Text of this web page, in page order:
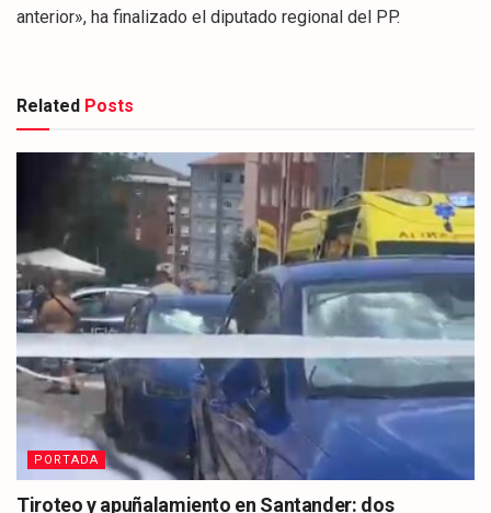
anterior», ha finalizado el diputado regional del PP.
Related Posts
PORTADA
Tiroteo y apuñalamiento en Santander: dos